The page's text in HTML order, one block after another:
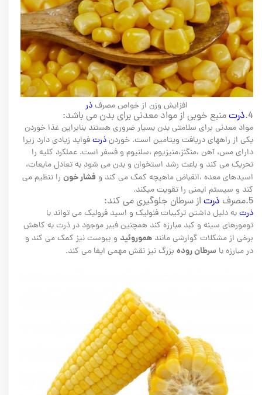
افزایش وزن از خواص مصرفذر
4. ذرتمنبع خوبی از مواد معدنی برای بدن می باشد:
مواد معدنی برای سلامتی بدن بسیار ضروری هستند بنابراین غذا خوردن
یکی از راههای دریافت ویتامین است. خوردنذرتفواید زیادی دارد زیرا
دارای مس، آهن ،منگنز،منیزیوم ،سلنیوم و فسفر است. عملکرد کلیه را
تحریک می کند و باعث رشد استخوان و بدن می شود به تعادل مایعات،
اسیدهای معده ،انقباض ماهیچه کمک می کند و فشار خون را تنظیم می
کند و سیستم ایمنی را تقویت میکند.
5.مصرف ذرت از سرطان جلوگیری می کند:
ذرتبه دلیل داشتن ترکیبات فنولیک و اسید فرولیک می تواند با
تومورهای سینه و کبد مبارزه کند همچنین فیبر موجود در ذرت به کاهش
برخی از مشکلات گوارشی مانند هموروئید و یبوست نیز کمک می کند و
در مبارزه با سرطان روده بزرگ نیز نقش مهمی ایفا می کند.